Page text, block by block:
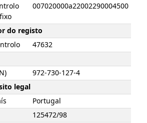
007020000a22002290004500
do registo
47632
972-730-127-4
legal
Portugal
125472/98